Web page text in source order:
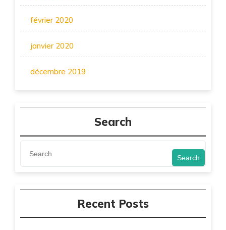
février 2020
janvier 2020
décembre 2019
Search
Search
Recent Posts